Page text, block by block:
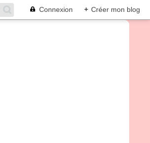
Connexion + Créer mon blog